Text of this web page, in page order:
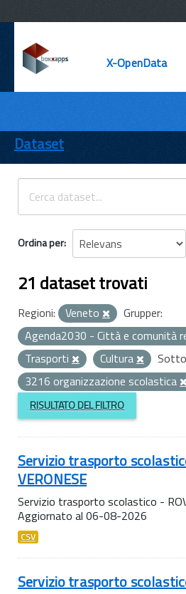
X-OpenData
ENTI
TEMI
INFORMAZIONI
Dataset
Ordina per
21 dataset trovati
Regioni: Veneto
Grupper:
Agenda2030 - Città e comunità
Trasporti
Cultura
3216 organizzazione scolastica
RISULTATO DEL FILTRO
Servizio trasporto
VERONESE
Servizio trasporto scolastico -
Aggiornato al 06-08-2026
CSV
Servizio trasporto